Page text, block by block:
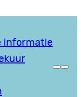
informatie